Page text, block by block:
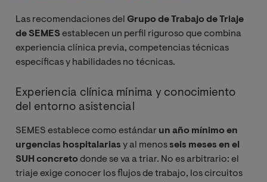
Las recomendaciones del Grupo de Trabajo de Triaje
de SEMESestablecen un perfil riguroso que combina
experiencia clínica previa, competencias técnicas
específicas y habilidades no técnicas.
Experiencia clínica mínima y conocimiento
del entorno asistencial
SEMES establece como estándar un año mínimo en
urgencias hospitalarias y al menosseis meses en el
SUH concretodonde se va a triar. No es arbitrario: el
triaje exige conocer los flujos de trabajo, los circuitos